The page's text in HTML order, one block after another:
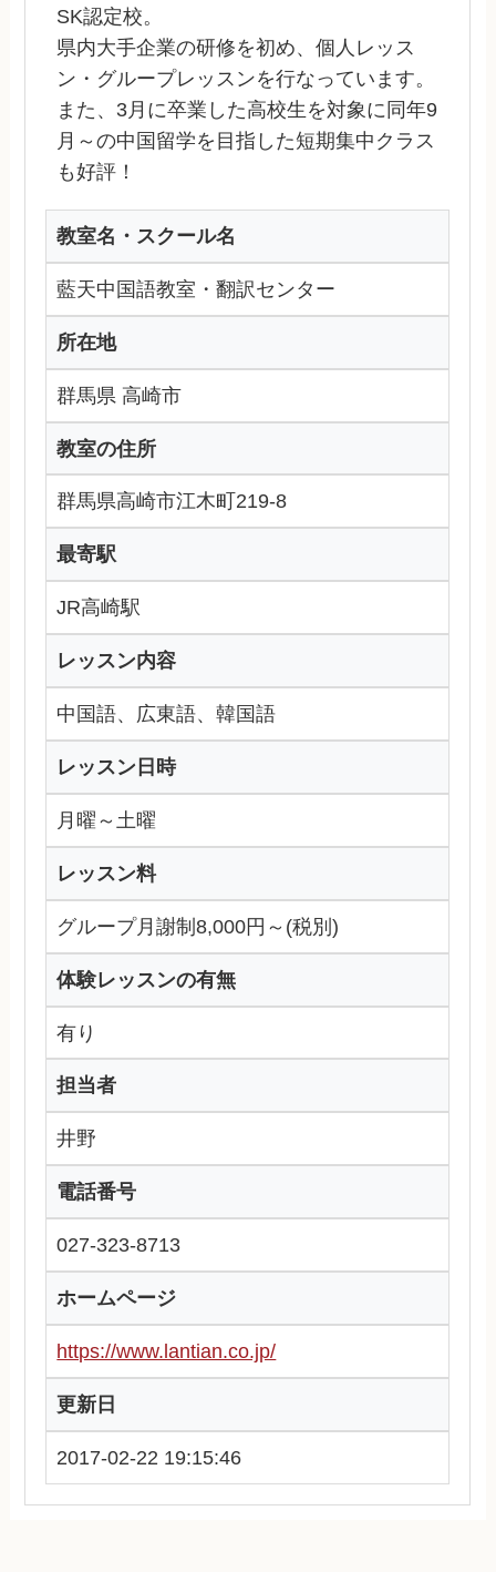
SK認定校。
県内大手企業の研修を初め、個人レッス
ン・グループレッスンを行なっています。
また、3月に卒業した高校生を対象に同年9
月～の中国留学を目指した短期集中クラス
も好評！
教室名・スクール名
藍天中国語教室・翻訳センター
所在地
群馬県 高崎市
教室の住所
群馬県高崎市江木町219-8
最寄駅
JR高崎駅
レッスン内容
中国語、広東語、韓国語
レッスン日時
月曜～土曜
レッスン料
グループ月謝制8,000円～(税別)
体験レッスンの有無
有り
担当者
井野
電話番号
027-323-8713
ホームページ
https://www.lantian.co.jp/
更新日
2017-02-22 19:15:46